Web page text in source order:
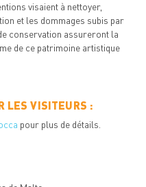
visaient à nettoyer,
et les dommages subis par
conservation assureront la
de ce patrimoine artistique
LES VISITEURS :
pour plus de détails.